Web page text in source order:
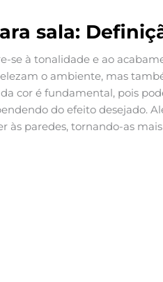
sala:
se à tonalidade e ao
o ambiente, mas
cor é fundamental, pois
do efeito desejado.
às paredes, tornando-as